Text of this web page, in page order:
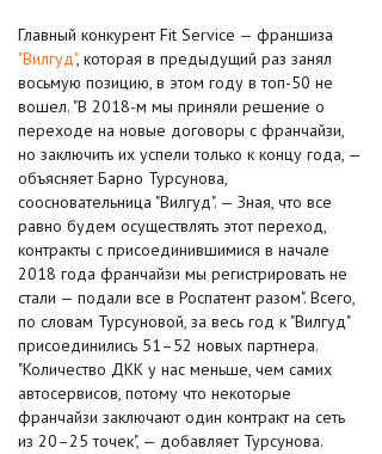
Главный конкурент Fit Service — франшиза
"Вилгуд", которая в предыдущий раз занял
восьмую позицию, в этом году в топ-50 не
вошел. "В 2018-м мы приняли решение о
переходе на новые договоры с франчайзи,
но заключить их успели только к концу года, —
объясняет Барно Турсунова,
соосновательница "Вилгуд". — Зная, что все
равно будем осуществлять этот переход,
контракты с присоединившимися в начале
2018 года франчайзи мы регистрировать не
стали — подали все в Роспатент разом". Всего,
по словам Турсуновой, за весь год к "Вилгуд"
присоединились 51–52 новых партнера.
"Количество ДКК у нас меньше, чем самих
автосервисов, потому что некоторые
франчайзи заключают один контракт на сеть
из 20–25 точек", — добавляет Турсунова.